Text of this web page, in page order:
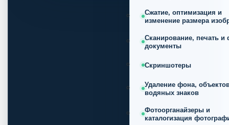
Сжатие, оптимизация и
изменение размера
Сканирование, печать и
документы
Скриншотеры
Удаление фона,
водяных знаков
Фотоорганайзеры и
каталогизация